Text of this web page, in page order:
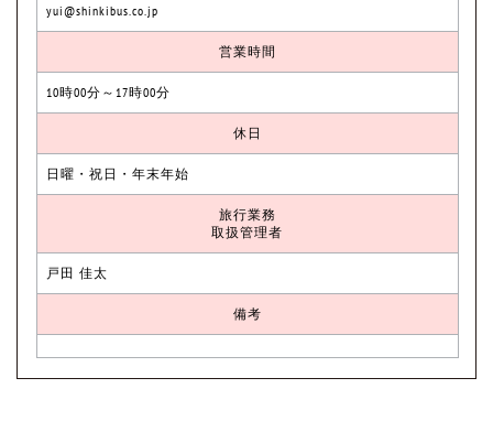
yui@shinkibus.co.jp
営業時間
10時00分～17時00分
休日
日曜・祝日・年末年始
旅行業務
取扱管理者
戸田 佳太
備考